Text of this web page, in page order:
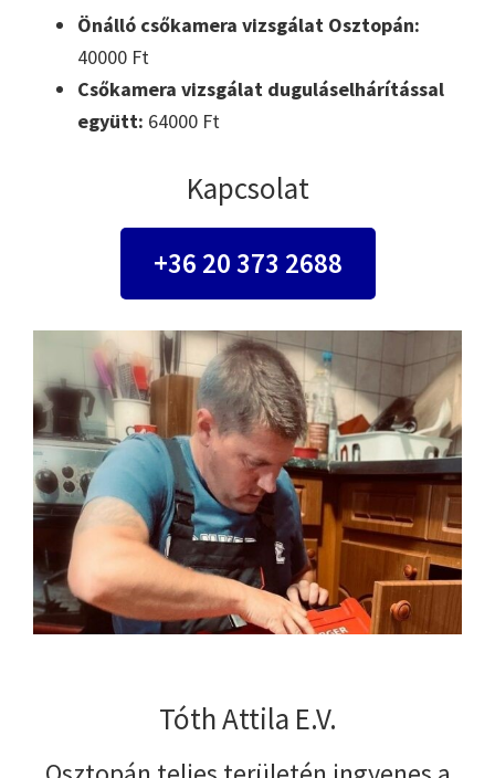
Önálló csőkamera vizsgálat Osztopán:
40000 Ft
Csőkamera vizsgálat duguláselhárítással
együtt: 64000 Ft
Kapcsolat
+36 20 373 2688
Tóth Attila E.V.